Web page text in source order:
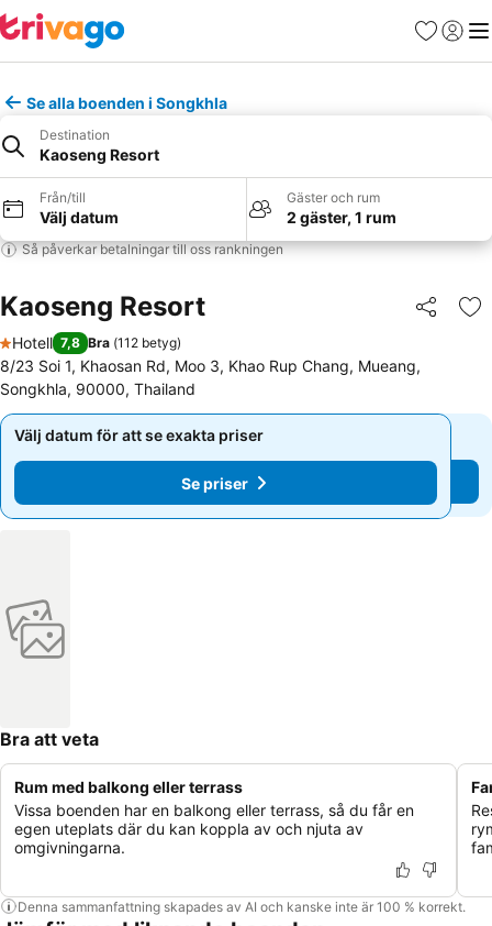
Favoriter
Logga
Se alla boenden i Songkhla
Destination
Kaoseng Resort
Från/till
Välj datum
Gäster och rum
2 gäster, 1 rum
Så påverkar betalningar till oss rankningen
Kaoseng Resort Dela
1 Stjärnor
Hotell 7,8 Bra (112 betyg)
8/23 Soi 1, Khaosan Rd, Moo 3, Khao Rup Chang, Mueang,
Songkhla, 90000, Thailand
Välj datum för att se exakta priser
Se priser
Välj datum för att se exakta priser
Se priser
Bra att veta
Rum med balkong eller terrass
Vissa boenden har en balkong eller terrass, så du får en
egen uteplats där du kan koppla av och njuta av
omgivningarna.
Denna sammanfattning skapades av AI och kanske inte är 100 % korrekt.